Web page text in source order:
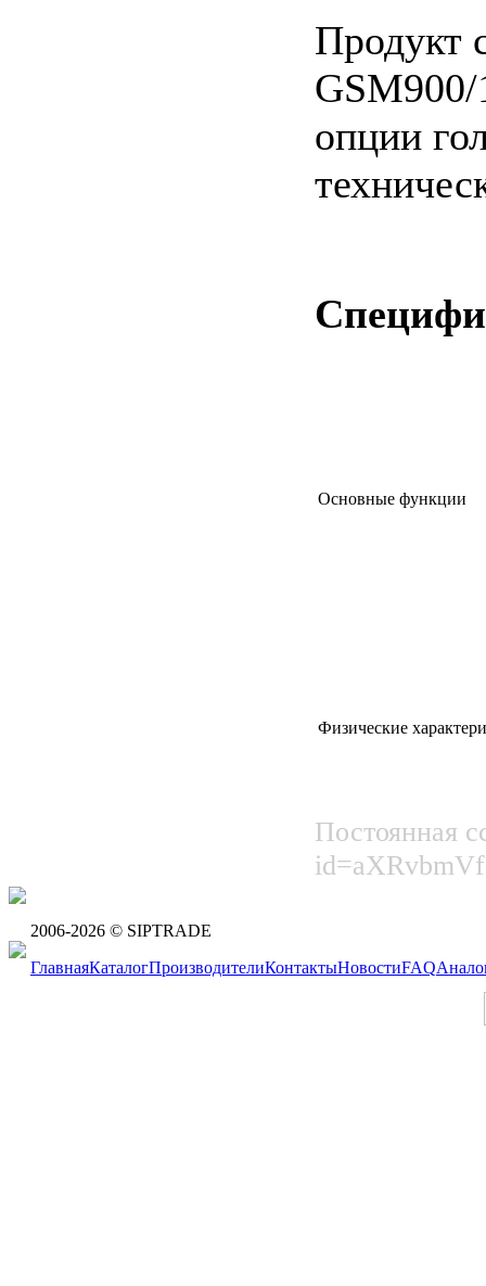
Продукт
GSM900/
опции
Основные функции
Физические
Постоянная
2006-2026 © SIPTRADE
ГлавнаяКаталогПроизводителиКонтактыНовостиFAQ